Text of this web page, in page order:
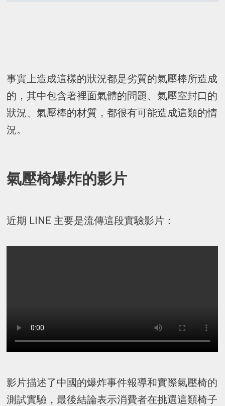
事實上造成這樣的狀況都是劣質的氣壓棒所造成
的，其中包含著裡面氣體的問題、氣壓室封口的
狀況、氣壓棒的材質，都很有可能造成這類的情
況。
氣壓椅爆炸的影片
近期 LINE 主要是流傳這段實驗影片：
影片描述了中國的爆炸事件報導和實際氣壓椅的
測試實驗，最後結論表示消費者在挑選這類椅子